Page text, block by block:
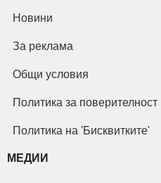
Новини
За реклама
Общи условия
Политика за поверителност
Политика на 'Бисквитките'
МЕДИИ